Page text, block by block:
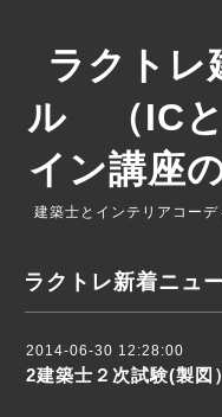
ラクトレ
ル （ICと
イン講座
建築士とインテリアコーデ
ラクトレ新着ニュ
2014-06-30 12:28:00
2建築士２次試験(製図